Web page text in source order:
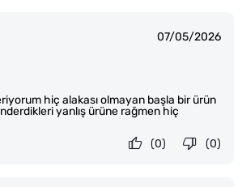
07/05/2026
hiç alakası olmayan başla bir ürün
yanlış ürüne rağmen hiç
(0)
(0)